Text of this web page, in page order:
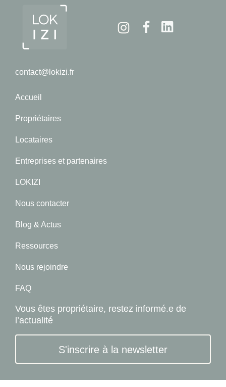
contact@lokizi.fr
InstagramFacebook
Accueil
Propriétaires
Locataires
Entreprises et partenaires
LOKIZI
Nous contacter
Blog & Actus
Ressources
Nous rejoindre
FAQ
Vous êtes propriétaire, restez informé.e de
l’actualité
S'inscrire à la newsletter